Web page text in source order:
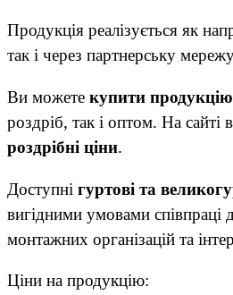
Продукція реалізується як
так і через партнерську
Ви можете купити
роздріб, так і оптом. На сайті
роздрібні ціни.
Доступні гуртові та
вигідними умовами співпраці
монтажних організацій та
Ціни на продукцію: